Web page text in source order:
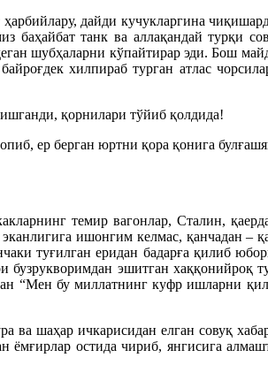
дайди кучукларгина
баҳайбат танк ва аллақандай турқи
шубҳаларни кўпайтирар эди. Бош
хилпираб турган атлас
қорнилари тўйиб қолдида!
ер берган юртни қора қонига
темир вагонлар, Сталин,
ишонгим келмас, қанчадан
туғилган еридан бадарға қилиб
бузрукворимдан эшитган
“Мен бу миллатнинг куфр ишларни
шаҳар ичкарисидан елган совуқ
остида чириб, янгисига